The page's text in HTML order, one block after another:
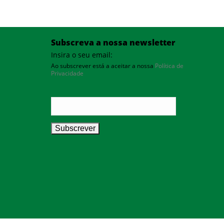
Subscreva a nossa newsletter
Insira o seu email:
Ao subscrever está a aceitar a nossa Política de
Privacidade